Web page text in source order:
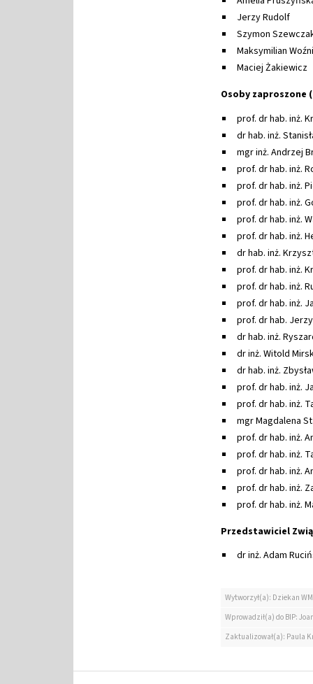
Jerzy Rudolf
Szymon
Maksymilian
Maciej Żakiewicz
Osoby zaproszone
prof. dr hab. inż.
dr hab. inż.
mgr inż. Andrzej
prof. dr hab. inż.
prof. dr hab. inż.
prof. dr hab. inż.
prof. dr hab. inż.
prof. dr hab. inż.
dr hab. inż.
prof. dr hab. inż.
prof. dr hab. inż.
prof. dr hab. inż.
prof. dr hab.
dr hab. inż.
dr inż. Witold
dr hab. inż.
prof. dr hab. inż.
prof. dr hab. inż.
mgr Magdalena
prof. dr hab. inż.
prof. dr hab. inż.
prof. dr hab. inż.
prof. dr hab. inż.
prof. dr hab. inż.
Przedstawiciel
dr inż. Adam
Wytworzył(a): Dziekan
Wprowadził(a) do BIP:
Zaktualizował(a): Paula